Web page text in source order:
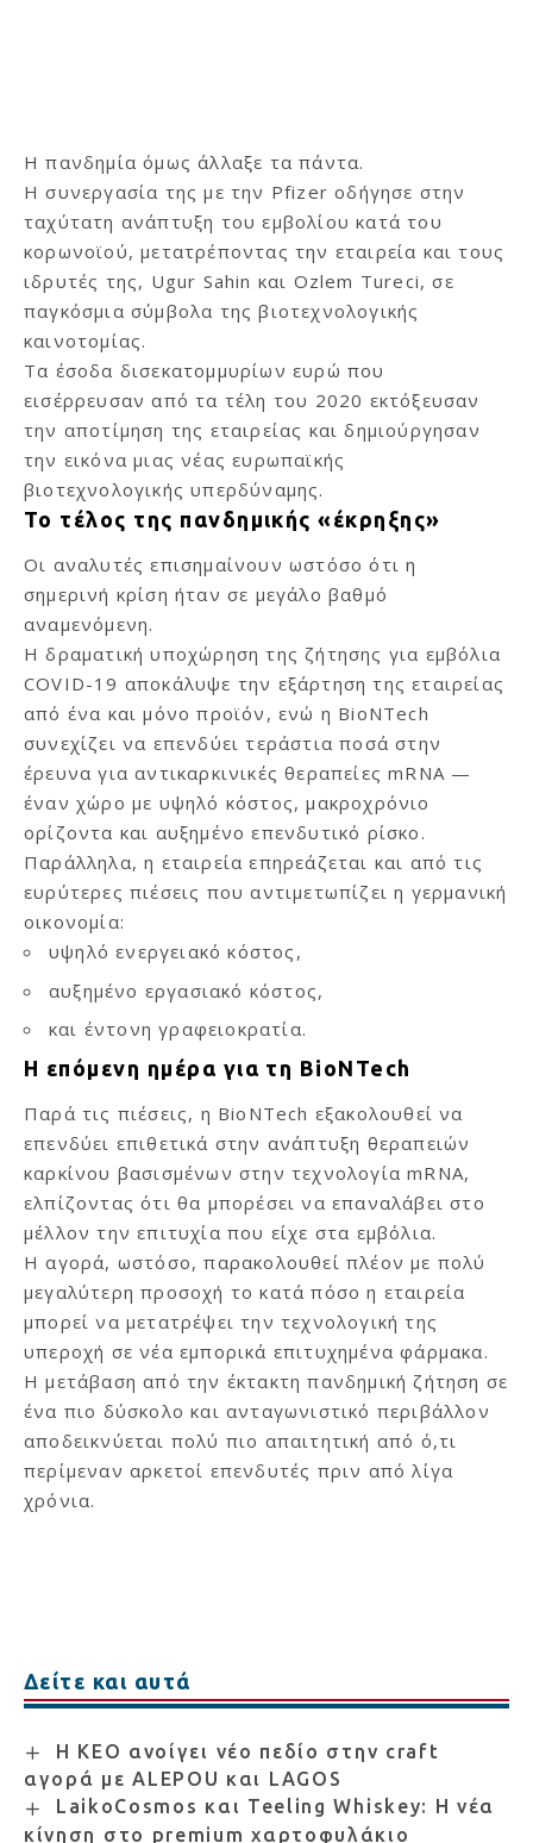
Η πανδημία όμως άλλαξε τα πάντα.
Η συνεργασία της με την Pfizer οδήγησε στην
ταχύτατη ανάπτυξη του εμβολίου κατά του
κορωνοϊού, μετατρέποντας την εταιρεία και τους
ιδρυτές της, Ugur Sahin και Ozlem Tureci, σε
παγκόσμια σύμβολα της βιοτεχνολογικής
καινοτομίας.
Τα έσοδα δισεκατομμυρίων ευρώ που
εισέρρευσαν από τα τέλη του 2020 εκτόξευσαν
την αποτίμηση της εταιρείας και δημιούργησαν
την εικόνα μιας νέας ευρωπαϊκής
βιοτεχνολογικής υπερδύναμης.
Το τέλος της πανδημικής «έκρηξης»
Οι αναλυτές επισημαίνουν ωστόσο ότι η
σημερινή κρίση ήταν σε μεγάλο βαθμό
αναμενόμενη.
Η δραματική υποχώρηση της ζήτησης για εμβόλια
COVID-19 αποκάλυψε την εξάρτηση της εταιρείας
από ένα και μόνο προϊόν, ενώ η BioNTech
συνεχίζει να επενδύει τεράστια ποσά στην
έρευνα για αντικαρκινικές θεραπείες mRNA —
έναν χώρο με υψηλό κόστος, μακροχρόνιο
ορίζοντα και αυξημένο επενδυτικό ρίσκο.
Παράλληλα, η εταιρεία επηρεάζεται και από τις
ευρύτερες πιέσεις που αντιμετωπίζει η γερμανική
οικονομία:
υψηλό ενεργειακό κόστος,
αυξημένο εργασιακό κόστος,
και έντονη γραφειοκρατία.
Η επόμενη ημέρα για τη BioNTech
Παρά τις πιέσεις, η BioNTech εξακολουθεί να
επενδύει επιθετικά στην ανάπτυξη θεραπειών
καρκίνου βασισμένων στην τεχνολογία mRNA,
ελπίζοντας ότι θα μπορέσει να επαναλάβει στο
μέλλον την επιτυχία που είχε στα εμβόλια.
Η αγορά, ωστόσο, παρακολουθεί πλέον με πολύ
μεγαλύτερη προσοχή το κατά πόσο η εταιρεία
μπορεί να μετατρέψει την τεχνολογική της
υπεροχή σε νέα εμπορικά επιτυχημένα φάρμακα.
Η μετάβαση από την έκτακτη πανδημική ζήτηση σε
ένα πιο δύσκολο και ανταγωνιστικό περιβάλλον
αποδεικνύεται πολύ πιο απαιτητική από ό,τι
περίμεναν αρκετοί επενδυτές πριν από λίγα
χρόνια.
Δείτε και αυτά
Η ΚΕΟ ανοίγει νέο πεδίο στην craft
αγορά με ALEPOU και LAGOS
LaikoCosmos και Teeling Whiskey: Η νέα
κίνηση στο premium χαρτοφυλάκιο